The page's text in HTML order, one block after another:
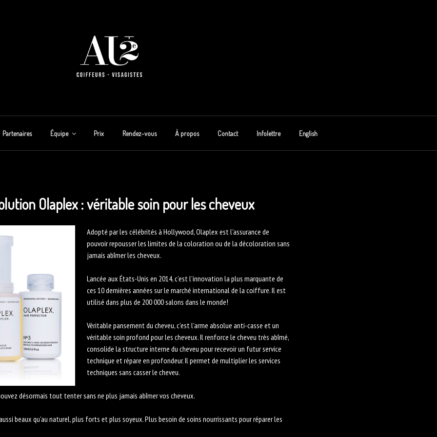
Partenaires Équipe Prix Rendez-vous À propos Contact Infolettre English
Olaplex : véritable soin pour les cheveux
Adopté par les célébrités à Hollywood, Olaplex est l’assurance de
pouvoir repousser les limites de la coloration ou de la décoloration sans
jamais abîmer les cheveux.
Lancée aux États-Unis en 2014, c’est l’innovation la plus marquante de
ces 10 dernières années sur le marché international de la coiffure. Il est
utilisé dans plus de 200 000 salons dans le monde!
Véritable pansement du cheveu, c’est l’arme absolue anti-casse et un
véritable soin profond pour les cheveux. Il renforce le cheveu très abîmé,
consolide la structure interne du cheveu pour recevoir un futur service
technique et répare en profondeur. Il permet de multiplier les services
techniques sans casser le cheveu.
désormais tout tenter sans ne plus jamais abîmer vos cheveux.
beaux qu’au naturel, plus forts et plus soyeux. Plus besoin de soins nourrissants pour réparer les